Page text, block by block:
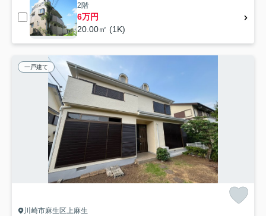
2階
6万円
20.00㎡ (1K)
一戸建て
川崎市麻生区上麻生